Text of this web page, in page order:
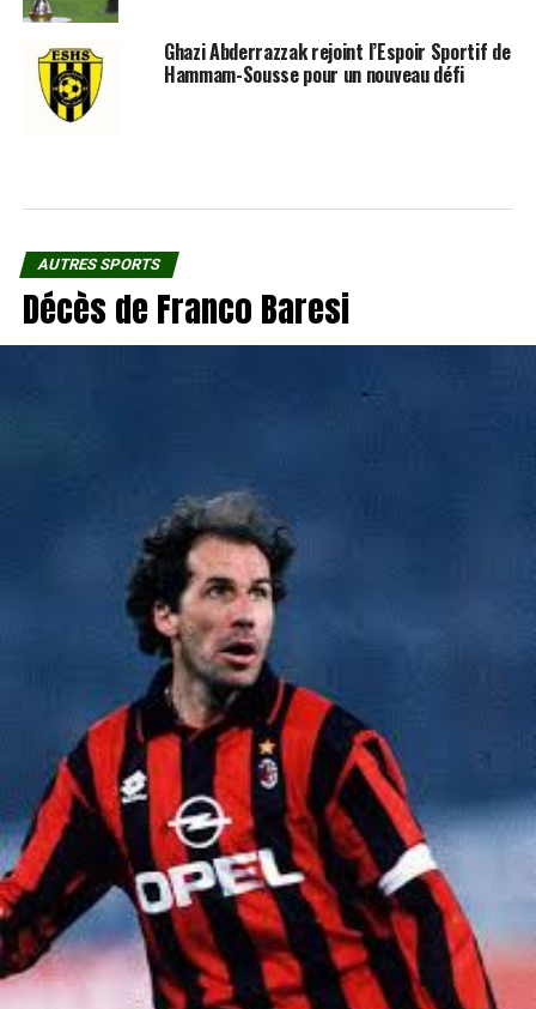
Ghazi Abderrazzak rejoint l’Espoir Sportif de
Hammam-Sousse pour un nouveau défi
AUTRES SPORTS
Décès de Franco Baresi